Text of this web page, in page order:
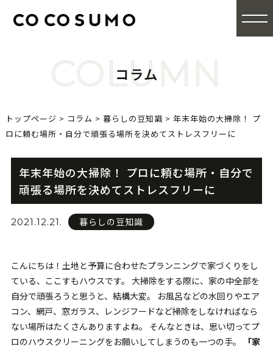
COLUMN
コラム
トップページ > コラム > 暮らしの豆知識> 年末年始の大掃除！ プ
ロに頼む場所・自分で頑張る場所を決めてストレスフリーに
年末年始の大掃除！ プロに頼む場所・自分で
頑張る場所を決めてストレスフリーに
2021.12.21. 暮らしの豆知識
こんにちは！土地と予算に合わせたプランニングで家づくりをし
ている、ここすもハウスです。 大掃除をする際に、家の中全部を
自分で頑張ろうと思うと、結構大変。 お風呂などの水回りやエア
コン、網戸、窓ガラス、レンジフードなど掃除をしなければなら
ない場所はたくさんありますよね。 そんなときは、思い切ってプ
ロのハウスクリーニングをお願いしてしまうのも一つの手。
「家